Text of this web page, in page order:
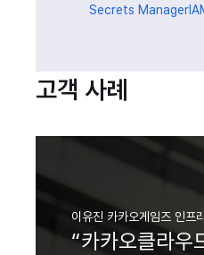
Secrets Manager
고객 사례
이유진 카카오게임즈 인프
“카카오클라우